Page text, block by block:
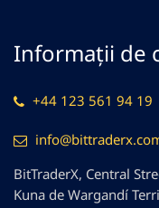
Informații de
+44 123 561 94 19
BitTraderX, Central
Kuna de Wargandí